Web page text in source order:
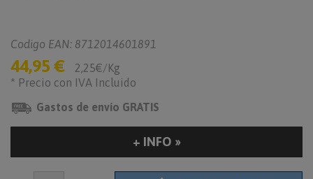
Codigo EAN: 8712014601891
44,95 €
2,25€/Kg
* Precio con IVA Incluido
Gastos de envío GRATIS
+ INFO »